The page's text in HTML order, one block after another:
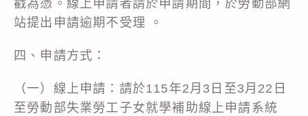
戳為憑。線上申請者請於申請期間，於勞動部網
站提出申請逾期不受理 。
四、申請方式：
（一）線上申請：請於115年2月3日至3月22日
至勞動部失業勞工子女就學補助線上申請系統